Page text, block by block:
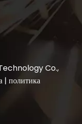
Co.,
| политика